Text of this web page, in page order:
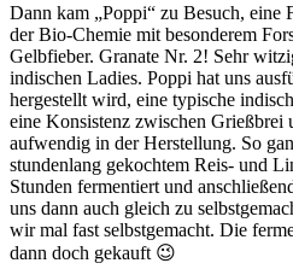
Dann kam „Poppi“ zu Besuch, eine
der Bio-Chemie mit besonderem
Gelbfieber. Granate Nr. 2! Sehr
indischen Ladies. Poppi hat uns
hergestellt wird, eine typische
eine Konsistenz zwischen Grießbrei
aufwendig in der Herstellung. So
stundenlang gekochtem Reis- und
Stunden fermentiert und
uns dann auch gleich zu
wir mal fast selbstgemacht. Die
dann doch gekauft 😉